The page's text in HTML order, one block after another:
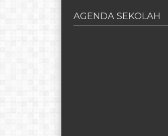
AGENDA SEKOLAH